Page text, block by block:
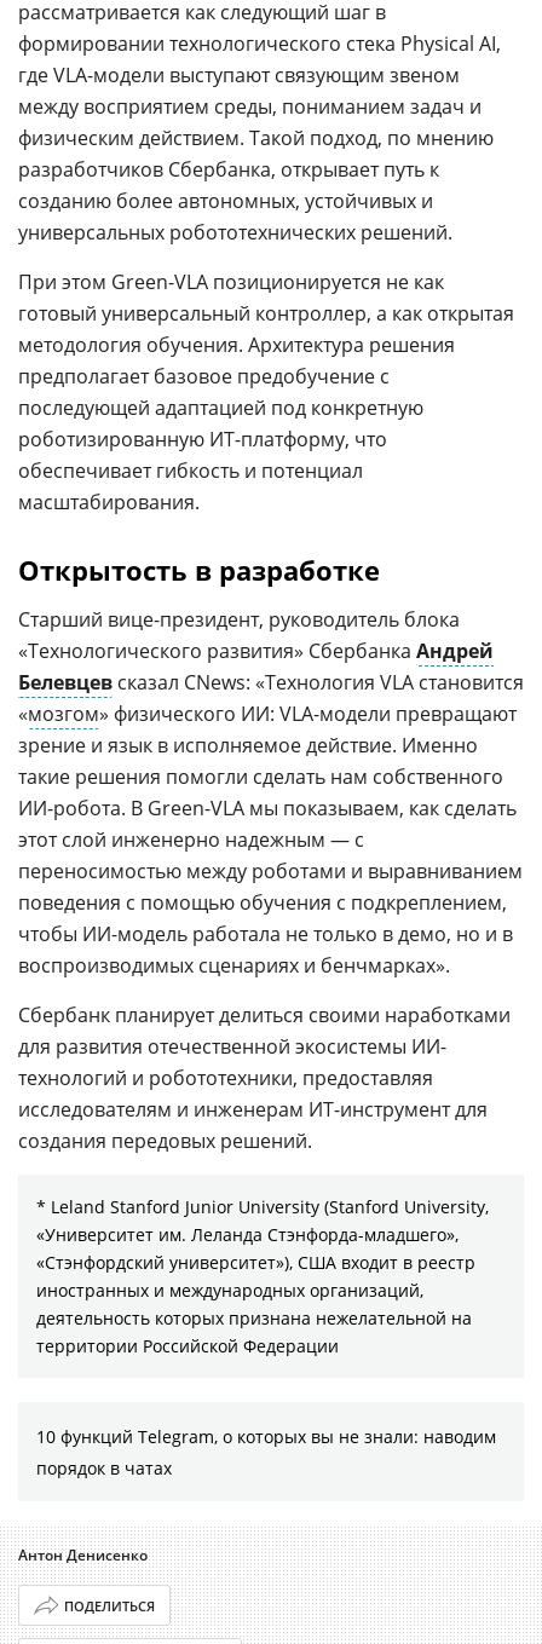
рассматривается как следующий шаг в
формировании технологического стека Physical AI,
где VLA-модели выступают связующим звеном
между восприятием среды, пониманием задач и
физическим действием. Такой подход, по мнению
разработчиков Сбербанка, открывает путь к
созданию более автономных, устойчивых и
универсальных робототехнических решений.
При этом Green-VLA позиционируется не как
готовый универсальный контроллер, а как открытая
методология обучения. Архитектура решения
предполагает базовое предобучение с
последующей адаптацией под конкретную
роботизированную ИТ-платформу, что
обеспечивает гибкость и потенциал
масштабирования.
Открытость в разработке
Старший вице-президент, руководитель блока
«Технологического развития» Сбербанка Андрей
Белевцев сказал CNews: «Технология VLA становится
«мозгом» физического ИИ: VLA-модели превращают
зрение и язык в исполняемое действие. Именно
такие решения помогли сделать нам собственного
ИИ-робота. В Green-VLA мы показываем, как сделать
этот слой инженерно надежным — с
переносимостью между роботами и выравниванием
поведения с помощью обучения с подкреплением,
чтобы ИИ-модель работала не только в демо, но и в
воспроизводимых сценариях и бенчмарках».
Сбербанк планирует делиться своими наработками
для развития отечественной экосистемы ИИ-
технологий и робототехники, предоставляя
исследователям и инженерам ИТ-инструмент для
создания передовых решений.
* Leland Stanford Junior University (Stanford University,
«Университет им. Леланда Стэнфорда-младшего»,
«Стэнфордский университет»), США входит в реестр
иностранных и международных организаций,
деятельность которых признана нежелательной на
территории Российской Федерации
10 функций Telegram, о которых вы не знали: наводим
порядок в чатах
Антон Денисенко
ПОДЕЛИТЬСЯ